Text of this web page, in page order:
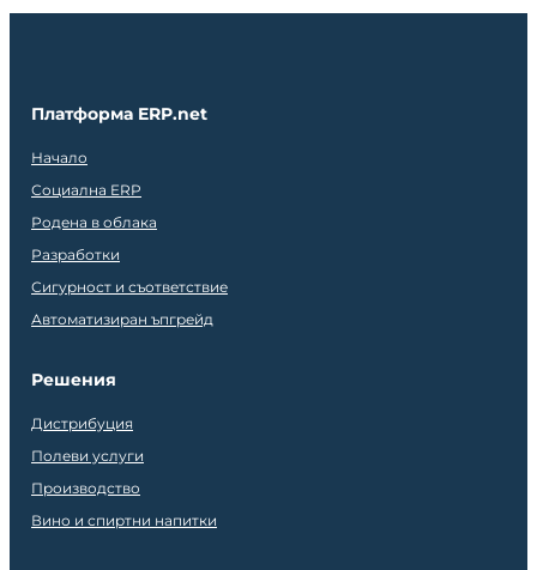
Платформа ERP.net
Начало
Социална ERP
Родена в облака
Разработки
Сигурност и съответствие
Автоматизиран ъпгрейд
Решения
Дистрибуция
Полеви услуги
Производство
Вино и спиртни напитки